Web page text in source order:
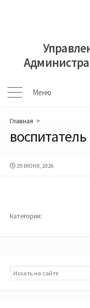
Меню
Меню
Главная >
воспитатель
ДАТА
29 ИЮНЯ, 2026
Категории:
Поиск